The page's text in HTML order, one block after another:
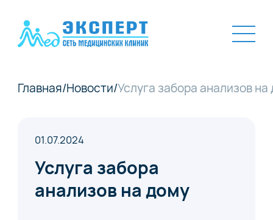
Главная/Новости/Услуга забора анализов на
01.07.2024
Услуга забора
анализов на дому